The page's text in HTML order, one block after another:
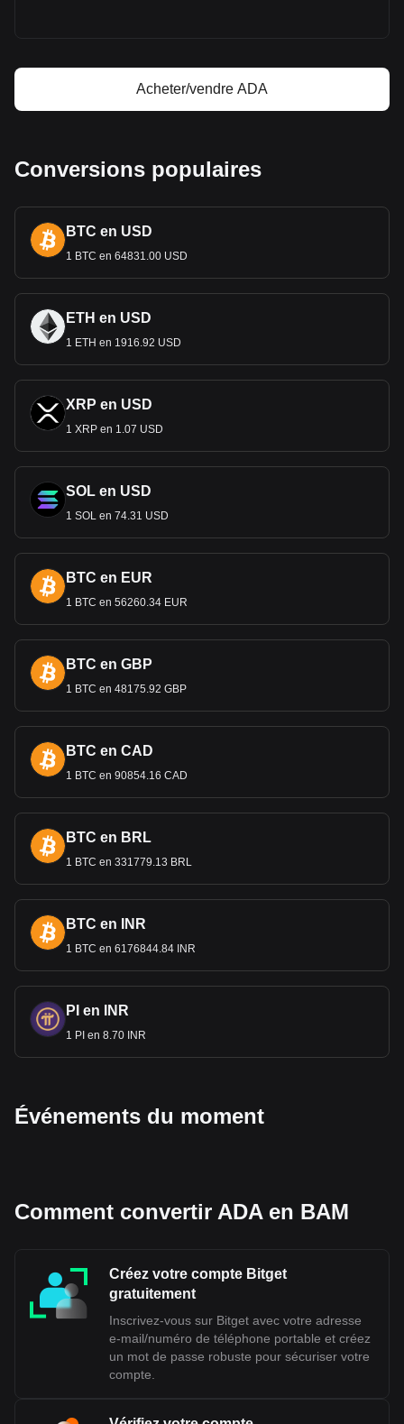
Acheter/vendre ADA
Conversions populaires
BTC en USD
1 BTC en 64831.00 USD
ETH en USD
1 ETH en 1916.92 USD
XRP en USD
1 XRP en 1.07 USD
SOL en USD
1 SOL en 74.31 USD
BTC en EUR
1 BTC en 56260.34 EUR
BTC en GBP
1 BTC en 48175.92 GBP
BTC en CAD
1 BTC en 90854.16 CAD
BTC en BRL
1 BTC en 331779.13 BRL
BTC en INR
1 BTC en 6176844.84 INR
PI en INR
1 PI en 8.70 INR
Événements du moment
Comment convertir ADA en BAM
Créez votre compte Bitget
gratuitement
Inscrivez-vous sur Bitget avec votre adresse
e-mail/numéro de téléphone portable et créez
un mot de passe robuste pour sécuriser votre
compte.